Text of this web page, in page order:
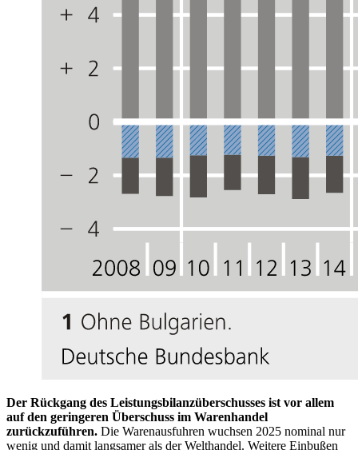
Der Rückgang des Leistungsbilanzüberschusses ist vor allem
auf den geringeren Überschuss im Warenhandel
zurückzuführen. Die Warenausfuhren wuchsen 2025 nominal nur
wenig und damit langsamer als der Welthandel. Weitere Einbußen